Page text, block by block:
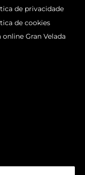
de privacidade
de cookies
online Gran Velada